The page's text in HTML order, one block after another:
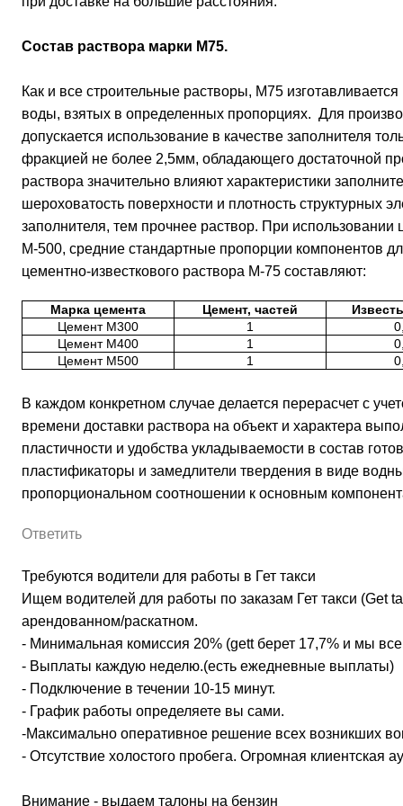
Состав раствора марки М75.
Как и все строительные растворы, М75
воды, взятых в определенных пропорциях. Для
допускается использование в качестве заполнителя
фракцией не более 2,5мм, обладающего достаточной
раствора значительно влияют характеристики
шероховатость поверхности и плотность структурных
заполнителя, тем прочнее раствор. При
М-500, средние стандартные пропорции компонентов
цементно-известкового раствора М-75 составляют:
Марка цемента Цемент, частей
Цемент М300
1
Цемент М400
1
Цемент М500
1
В каждом конкретном случае делается перерасчет с
времени доставки раствора на объект и характера
пластичности и удобства укладываемости в состав
пластификаторы и замедлители твердения в виде
пропорциональном соотношении к основным
Ответить
Требуются водители для работы в Гет такси
Ищем водителей для работы по заказам Гет такси (Get
арендованном/раскатном.
- Минимальная комиссия 20% (gett берет 17,7% и мы
- Выплаты каждую неделю.(есть ежедневные выплаты)
- Подключение в течении 10-15 минут.
- График работы определяете вы сами.
-Максимально оперативное решение всех возникших
- Отсутствие холостого пробега. Огромная клиентская
Внимание - выдаем талоны на бензин